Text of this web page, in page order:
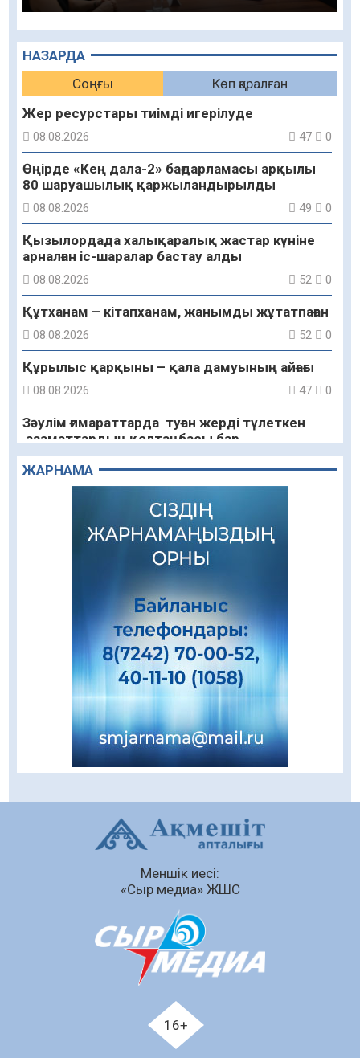
НАЗАРДА
Соңғы
Көп қаралған
Жер ресурстары тиімді игерілуде
08.08.2026 47 0
Өңірде «Кең дала-2» бағдарламасы арқылы
80 шаруашылық қаржыландырылды
08.08.2026 49 0
Қызылордада халықаралық жастар күніне
арналған іс-шаралар бастау алды
08.08.2026 52 0
Құтханам – кітапханам, жанымды жұтатпаған
08.08.2026 52 0
Құрылыс қарқыны – қала дамуының айғағы
08.08.2026 47 0
Зәулім ғимараттарда туған жерді түлеткен
азаматтардың қолтаңбасы бар
08.08.2026
Даналықтың шырағданы, ой-сананың
Кенеге қарсы залалсыздандыру жұмыстары
жүргізілуде
07.08.2026
Балалардың жазғы демалысындағы
қауіпсіздік – тұрақты бақылауда
07.08.2026
Сыбайлас жемқорлық
Аумақтан тыс соттылық – сот төрелігінің
ашықтығы мен қолжетімділігін арттыру
Білім гранты иегерлерінің тізімі шықты
«Дауыс беру учаскесін қалай табуға болады?»￼
Қазақстандықтар Құрылтай сайлауынан
жақсылық күтеді – қоғамдық пікір зерттеуі
ЖАРНАМА
Меншік иесі:
«Сыр медиа» ЖШС
16+